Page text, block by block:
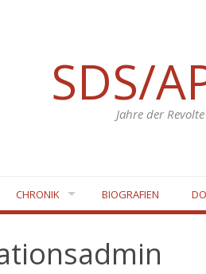
SDS/
Jahre der
CHRONIK BIOGRAFIEN